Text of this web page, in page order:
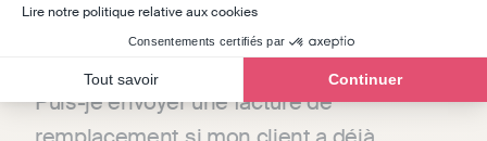
Lire notre politique relative aux cookies
Consentements certifiés par
Tout savoir Continuer
Questions fréquentes
Puis-je envoyer une facture de